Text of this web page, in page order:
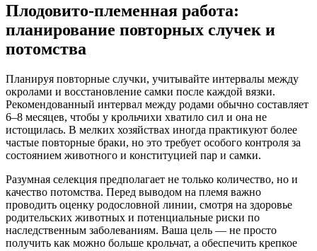
Плодовито-племенная работа:
планирование повторных случек и
потомства
Планируя повторные случки, учитывайте интервалы между
окролами и восстановление самки после каждой вязки.
Рекомендованный интервал между родами обычно составляет
6–8 месяцев, чтобы у крольчихи хватило сил и она не
истощилась. В мелких хозяйствах иногда практикуют более
частые повторные браки, но это требует особого контроля за
состоянием животного и конституцией пар и самки.
Разумная селекция предполагает не только количество, но и
качество потомства. Перед выводом на племя важно
проводить оценку родословной линии, смотря на здоровье
родительских животных и потенциальные риски по
наследственным заболеваниям. Ваша цель — не просто
получить как можно больше крольчат, а обеспечить крепкое